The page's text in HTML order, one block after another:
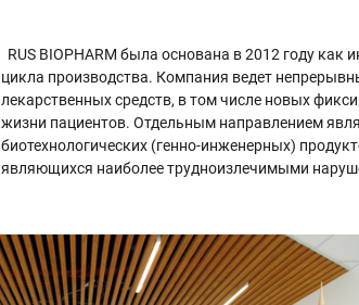
RUS BIOPHARM была основана в 2012 году
цикла производства. Компания ведет
лекарственных средств, в том числе новых
жизни пациентов. Отдельным направлением
биотехнологических (генно-инженерных)
являющихся наиболее трудноизлечимыми